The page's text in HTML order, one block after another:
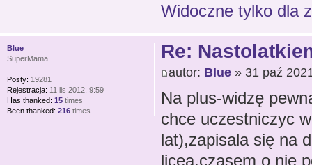
Widoczne tylko dla
Re:
autor: Blue» 31 paź
Na plus-widzę
chce uczestniczyc
lat),zapisala się na
licea,czasem o nie
Blue
SuperMama
Posty: 19281
Rejestracja: 11 lis 2012, 9:59
Has thanked: 15 times
Been thanked: 216 times